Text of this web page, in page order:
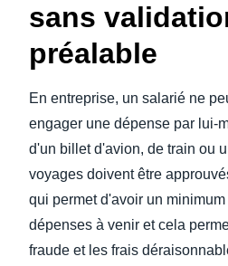
sans
préalable
En entreprise, un salarié ne
engager une dépense par lui-
d'un billet d'avion, de train ou
voyages doivent être
qui permet d'avoir un
dépenses à venir et cela
fraude et les frais